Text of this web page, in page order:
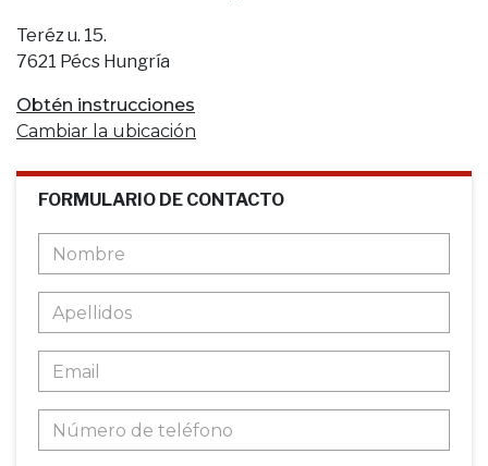
Teréz u. 15.
7621 Pécs Hungría
Obtén instrucciones
Cambiar la ubicación
FORMULARIO DE CONTACTO